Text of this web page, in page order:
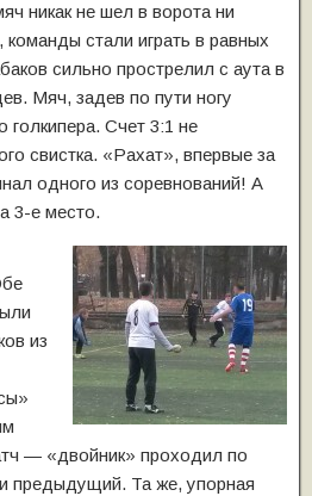
никак не шел в ворота ни
команды стали играть в равных
сильно прострелил с аута в
Мяч, задев по пути ногу
голкипера. Счет 3:1 не
свистка. «Рахат», впервые за
одного из соревнований! А
3-е место.
из
— «двойник» проходил по
предыдущий. Та же, упорная